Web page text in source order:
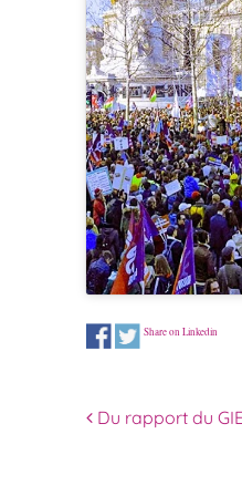
Share on Linkedin
Du rapport du